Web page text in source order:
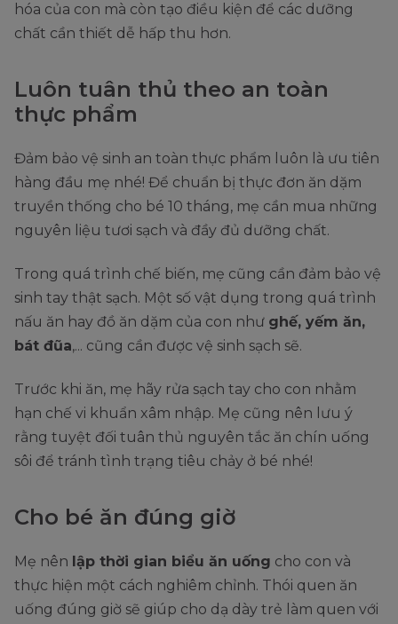
hóa của con mà còn tạo điều kiện để các dưỡng
chất cần thiết dễ hấp thu hơn.
Luôn tuân thủ theo an toàn
thực phẩm
Đảm bảo vệ sinh an toàn thực phẩm luôn là ưu tiên
hàng đầu mẹ nhé! Để chuẩn bị thực đơn ăn dặm
truyền thống cho bé 10 tháng, mẹ cần mua những
nguyên liệu tươi sạch và đầy đủ dưỡng chất.
Trong quá trình chế biến, mẹ cũng cần đảm bảo vệ
sinh tay thật sạch. Một số vật dụng trong quá trình
nấu ăn hay đồ ăn dặm của con như ghế, yếm ăn,
bát đũa,... cũng cần được vệ sinh sạch sẽ.
Trước khi ăn, mẹ hãy rửa sạch tay cho con nhằm
hạn chế vi khuẩn xâm nhập. Mẹ cũng nên lưu ý
rằng tuyệt đối tuân thủ nguyên tắc ăn chín uống
sôi để tránh tình trạng tiêu chảy ở bé nhé!
Cho bé ăn đúng giờ
Mẹ nên lập thời gian biểu ăn uống cho con và
thực hiện một cách nghiêm chỉnh. Thói quen ăn
uống đúng giờ sẽ giúp cho dạ dày trẻ làm quen với